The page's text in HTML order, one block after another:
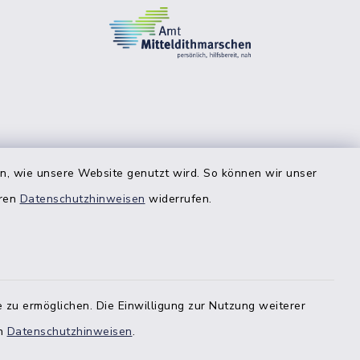
wie unsere Website genutzt wird. So können wir unser
Datenschutzhinweisen widerrufen.
ermöglichen. Die Einwilligung zur Nutzung weiterer
Datenschutzhinweisen.